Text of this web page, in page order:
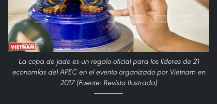
La copa de jade es un regalo oficial para los líderes de 21
economías del APEC en el evento organizado por Vietnam en
2017 (Fuente: Revista Ilustrada)